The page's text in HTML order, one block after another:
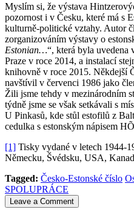
Myslím si, že výstava
pozornost i v Česku, které má s
kulturně-politické vztahy. Autor
zorganizováním výstavy o
Estonian…“, která byla uvedena
Praze v roce 2014, a instalací
knihovně v roce 2015. Někdejší
navštívil v červenci 1986 jako
Žili jsme tehdy v mezinárodním
týdně jsme se však setkávali s
U Pinkasů, kde stůl estofilů z
cedulka s estonským nápisem
[1] Tisky vydané v letech 1944-
Německu, Švédsku, USA,
Tagged: Česko-Estonské číslo
SPOLUPRÁCE
Leave a Comment